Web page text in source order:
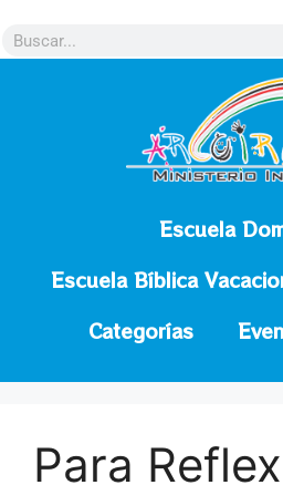
Escuela
Escuela Bíblica
Categorías
Para